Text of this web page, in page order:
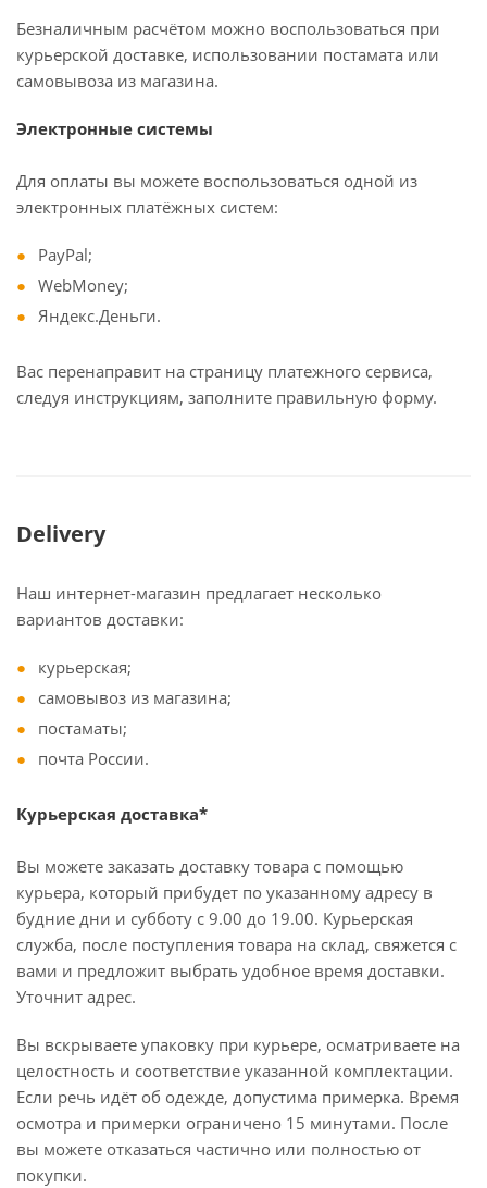
Безналичным расчётом можно воспользоваться при
курьерской доставке, использовании постамата или
самовывоза из магазина.
Электронные системы
Для оплаты вы можете воспользоваться одной из
электронных платёжных систем:
PayPal;
WebMoney;
Яндекс.Деньги.
Вас перенаправит на страницу платежного сервиса,
следуя инструкциям, заполните правильную форму.
Delivery
Наш интернет-магазин предлагает несколько
вариантов доставки:
курьерская;
самовывоз из магазина;
постаматы;
почта России.
Курьерская доставка*
Вы можете заказать доставку товара с помощью
курьера, который прибудет по указанному адресу в
будние дни и субботу с 9.00 до 19.00. Курьерская
служба, после поступления товара на склад, свяжется с
вами и предложит выбрать удобное время доставки.
Уточнит адрес.
Вы вскрываете упаковку при курьере, осматриваете на
целостность и соответствие указанной комплектации.
Если речь идёт об одежде, допустима примерка. Время
осмотра и примерки ограничено 15 минутами. После
вы можете отказаться частично или полностью от
покупки.